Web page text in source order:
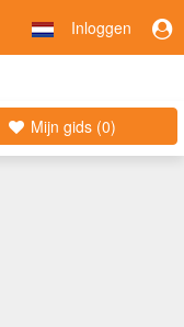
Inloggen
Mijn gids (0)